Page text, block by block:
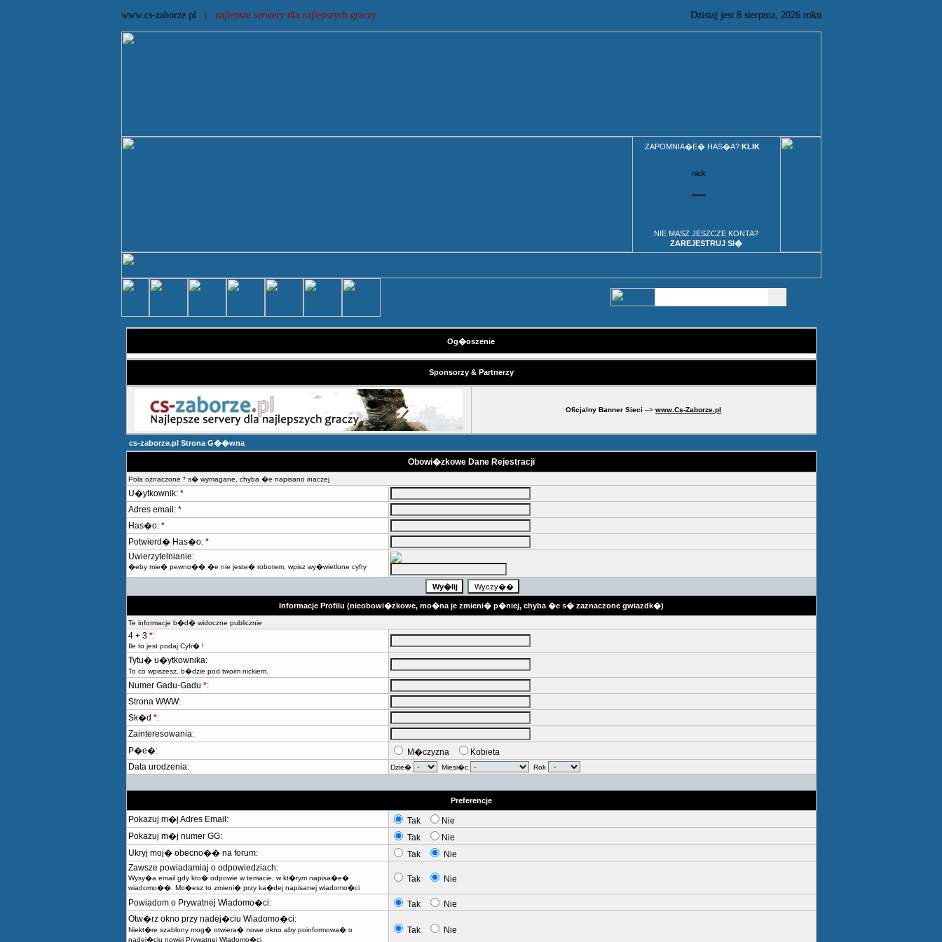
www.cs-zaborze.pl | najlepsze serwery dla najlepszych graczy Dzisiaj jest 8 sierpnia, 2026 roku
ZAPOMNIA�E� HAS�A? KLIK
NIE MASZ JESZCZE KONTA?
ZAREJESTRUJ SI�
Og�oszenie
Sponsorzy & Partnerzy
Oficjalny Banner Sieci --> www.Cs-Zaborze.pl
cs-zaborze.pl Strona G��wna
Obowi�zkowe Dane Rejestracji
Pola oznaczone * s� wymagane, chyba �e napisano inaczej
U�ytkownik: *
Adres email: *
Has�o: *
Potwierd� Has�o: *
Uwierzytelnianie:
�eby mie� pewno�� �e nie jeste� robotem, wpisz wy�wietlone cyfry
Informacje Profilu (nieobowi�zkowe, mo�na je zmieni� p�niej, chyba �e s� zaznaczone gwiazdk�)
Te informacje b�d� widoczne publicznie
4 + 3 *:
Ile to jest podaj Cyfr� !
Tytu� u�ytkownika:
To co wpiszesz, b�dzie pod twoim nickiem.
Numer Gadu-Gadu *:
Strona WWW:
Sk�d *:
Zainteresowania:
P�e�:
M�czyzna
Kobieta
Data urodzenia:
Dzie� Miesi�c Rok
Preferencje
Pokazuj m�j Adres Email: Tak
Nie
Pokazuj m�j numer GG:
Tak
Nie
Ukryj moj� obecno�� na forum:
Tak
Nie
Zawsze powiadamiaj o odpowiedziach:
Wysy�a email gdy kto� odpowie w temacie, w kt�rym napisa�e�
wiadomo��. Mo�esz to zmieni� przy ka�dej napisanej wiadomo�ci
Tak Nie
Powiadom o Prywatnej Wiadomo�ci: Tak
Nie
Otw�rz okno przy nadej�ciu Wiadomo�ci:
Niekt�re szablony mog� otwiera� nowe okno aby poinformowa� o
nadej�ciu nowej Prywatnej Wiadomo�ci
Tak Nie